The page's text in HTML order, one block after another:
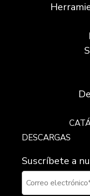
DESCARGAS
Suscríbete a